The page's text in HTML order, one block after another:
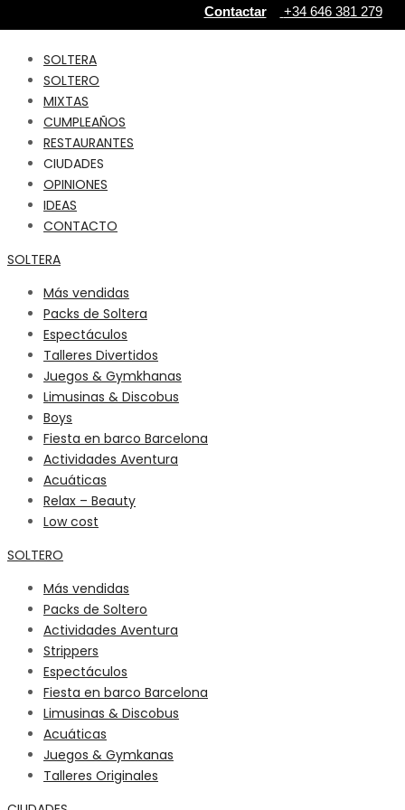
SOLTERA
SOLTERO
MIXTAS
CUMPLEAÑOS
RESTAURANTES
CIUDADES
OPINIONES
IDEAS
CONTACTO
SOLTERA
Más vendidas
Packs de Soltera
Espectáculos
Talleres Divertidos
Juegos & Gymkhanas
Limusinas & Discobus
Boys
Fiesta en barco Barcelona
Actividades Aventura
Acuáticas
Relax – Beauty
Low cost
SOLTERO
Más vendidas
Packs de Soltero
Actividades Aventura
Strippers
Espectáculos
Fiesta en barco Barcelona
Limusinas & Discobus
Acuáticas
Juegos & Gymkanas
Talleres Originales
Contactar +34 646 381 279‬